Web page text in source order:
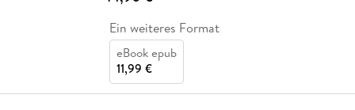
Ein weiteres Format
eBook epub
11,99 €